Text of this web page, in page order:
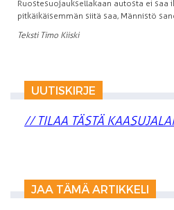
Ruostesuojauksellakaan autosta ei saa
pitkäikäisemmän siitä saa, Männistö
Teksti Timo Kiiski
UUTISKIRJE
// TILAA TÄSTÄ
JAA TÄMÄ ARTIKKELI